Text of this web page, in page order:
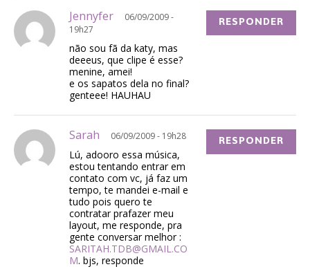
Jennyfer
06/09/2009 -
19h27
não sou fã da katy, mas
deeeus, que clipe é esse?
menine, amei!
e os sapatos dela no final?
genteee! HAUHAU
RESPONDER
Sarah 06/09/2009 - 19h28
Lú, adooro essa música,
estou tentando entrar em
contato com vc, já faz um
tempo, te mandei e-mail e
tudo pois quero te
contratar prafazer meu
layout, me responde, pra
gente conversar melhor :
SARITAH.TDB@GMAIL.CO
M. bjs, responde
RESPONDER